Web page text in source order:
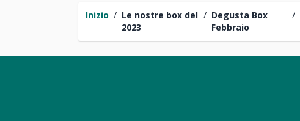
Inizio / Le nostre box del
2023
/ Degusta Box
Febbraio
/